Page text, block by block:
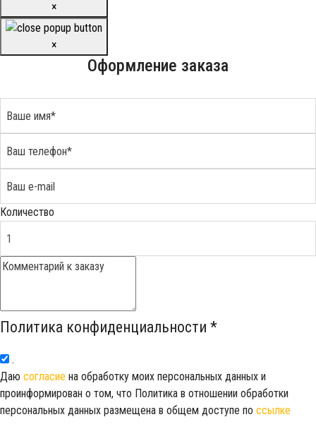
×
×
Оформление заказа
Количество
Политика конфиденциальности *
.
Даю согласие на обработку моих персональных данных и
проинформирован о том, что Политика в отношении обработки
персональных данных размещена в общем доступе по ссылке